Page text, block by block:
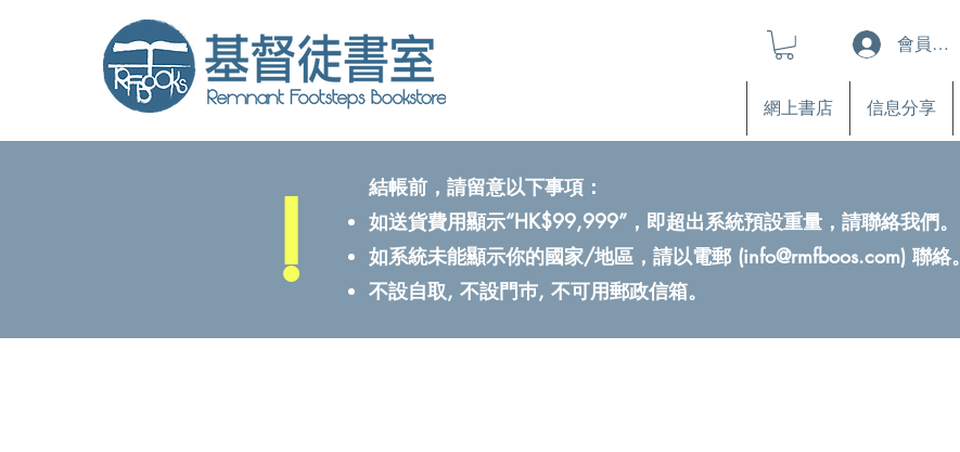
會員登入
網上書店 信息分享
!
結帳前，請留意以下事項：
如送貨費用顯示“HK$99,999”，即超出系統預設重量，請聯絡我們。
如系統未能顯示你的國家/地區，請以電郵 (info@rmfboos.com) 聯絡。
不設自取, 不設門巿, 不可用郵政信箱。